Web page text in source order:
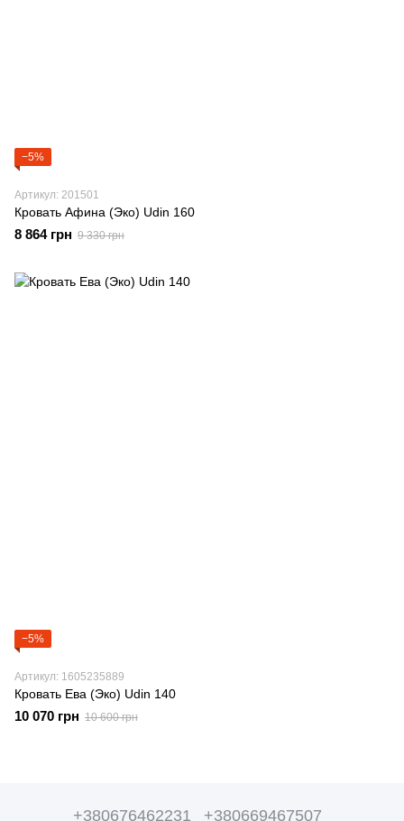
−5%
Артикул: 201501
Кровать Афина (Эко) Udin 160
8 864 грн 9 330 грн
−5%
Артикул: 1605235889
Кровать Ева (Эко) Udin 140
10 070 грн 10 600 грн
+380676462231 +380669467507